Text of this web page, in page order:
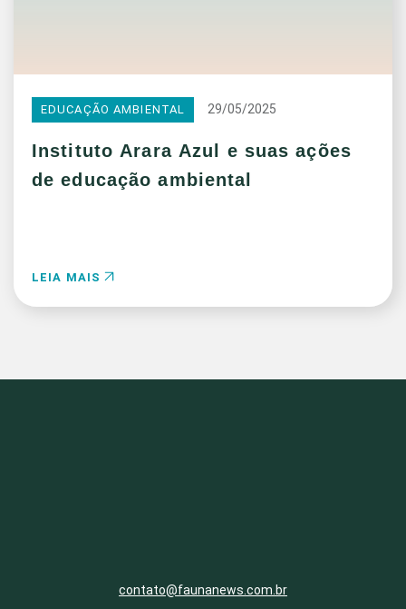
EDUCAÇÃO AMBIENTAL 29/05/2025
Instituto Arara Azul e suas ações
de educação ambiental
LEIA MAIS
contato@faunanews.com.br